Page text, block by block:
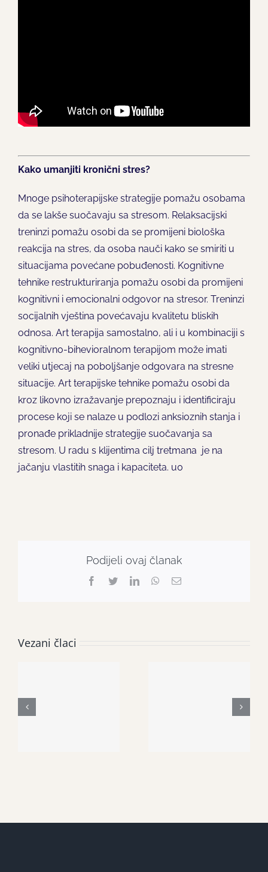
Kako umanjiti kronični stres?
Mnoge psihoterapijske strategije pomažu osobama
da se lakše suočavaju sa stresom. Relaksacijski
treninzi pomažu osobi da se promijeni biološka
reakcija na stres, da osoba nauči kako se smiriti u
situacijama povećane pobuđenosti. Kognitivne
tehnike restrukturiranja pomažu osobi da promijeni
kognitivni i emocionalni odgovor na stresor. Treninzi
socijalnih vještina povećavaju kvalitetu bliskih
odnosa. Art terapija samostalno, ali i u kombinaciji s
kognitivno-bihevioralnom terapijom može imati
veliki utjecaj na poboljšanje odgovara na stresne
situacije. Art terapijske tehnike pomažu osobi da
kroz likovno izražavanje prepoznaju i identificiraju
procese koji se nalaze u podlozi anksioznih stanja i
pronađe prikladnije strategije suočavanja sa
stresom. U radu s klijentima cilj tretmana je na
jačanju vlastitih snaga i kapaciteta. u0
Podijeli ovaj članak
Facebook
TwitterLinkedInWhatsApp
Email:
Vezani člaci